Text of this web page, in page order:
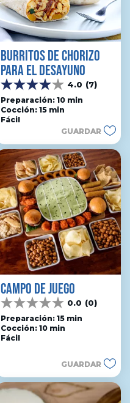
BURRITOS DE CHORIZO
PARA EL DESAYUNO
4.0 (7)
4.0
de
5
estrellas.
reseñas
Preparación: 10 min
Cocción: 15 min
Fácil
GUARDAR
CAMPO DE JUEGO
0.0 (0)
0.0
de
5
estrellas.
Preparación: 15 min
Cocción: 10 min
Fácil
GUARDAR